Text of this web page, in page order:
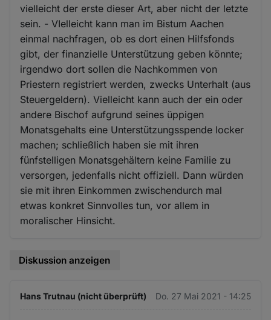
vielleicht der erste dieser Art, aber nicht der letzte
sein. - VIelleicht kann man im Bistum Aachen
einmal nachfragen, ob es dort einen Hilfsfonds
gibt, der finanzielle Unterstützung geben könnte;
irgendwo dort sollen die Nachkommen von
Priestern registriert werden, zwecks Unterhalt (aus
Steuergeldern). Vielleicht kann auch der ein oder
andere Bischof aufgrund seines üppigen
Monatsgehalts eine Unterstützungsspende locker
machen; schließlich haben sie mit ihren
fünfstelligen Monatsgehältern keine Familie zu
versorgen, jedenfalls nicht offiziell. Dann würden
sie mit ihren Einkommen zwischendurch mal
etwas konkret Sinnvolles tun, vor allem in
moralischer Hinsicht.
Diskussion anzeigen
Hans Trutnau (nicht überprüft) Do. 27 Mai 2021 - 14:25